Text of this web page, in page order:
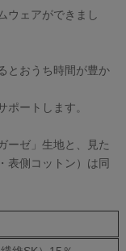
ウェアができまし
とおうち時間が豊か
ートします。
ーゼ」生地と、見た
表側コットン）は同